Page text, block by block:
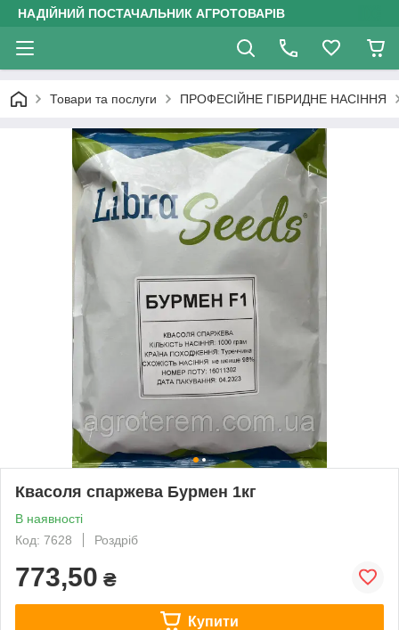
НАДІЙНИЙ ПОСТАЧАЛЬНИК АГРОТОВАРІВ
Товари та послуги ПРОФЕСІЙНЕ ГІБРИДНЕ НАСІННЯ
Квасоля спаржева Бурмен 1кг
В наявності
Код: 7628
Роздріб
773,50 ₴
Купити